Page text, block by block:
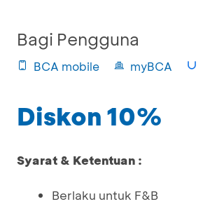
Bagi Pengguna
BCA mobile myBCA
Diskon 10%
Syarat & Ketentuan :
Berlaku untuk F&B